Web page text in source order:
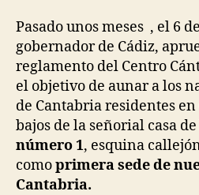
Pasado unos meses , el 6
gobernador de Cádiz,
reglamento del Centro
el objetivo de aunar a los
de Cantabria residentes en
bajos de la señorial casa
número 1, esquina
comoprimera sede de
Cantabria.